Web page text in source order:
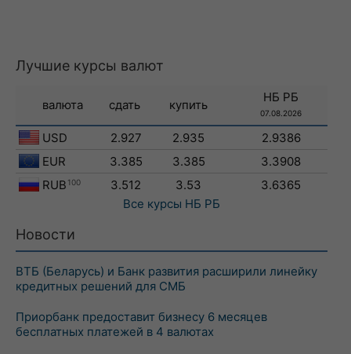
Лучшие курсы валют
валюта сдать купить
НБ РБ
07.08.2026
USD 2.927 2.935
2.9386
EUR
3.385 3.385
3.3908
RUB 100 3.512 3.53
3.6365
Все курсы НБ РБ
Новости
ВТБ (Беларусь) и Банк развития расширили линейку
кредитных решений для СМБ
Приорбанк предоставит бизнесу 6 месяцев
бесплатных платежей в 4 валютах